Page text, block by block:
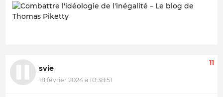
svie
18 février 2024 à 10:38:51
11